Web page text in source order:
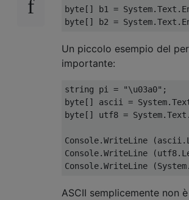
byte[] b1 = System.Text .
byte[] b2 = System.Text .
Un piccolo esempio del
importante:
string pi = "\u03a0" ;
byte[] ascii = System.
byte[] utf8 = System.Text .
Console.WriteLine (ascii .
Console.WriteLine (utf8.
Console.WriteLine (System.
ASCII semplicemente non